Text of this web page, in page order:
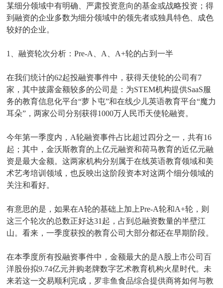
某细分领域中有明确、严肃投资意向的基金或战略投资；得
到融资的企业多数为细分领域中的领先者或独具特色、成色
较好的企业。
1、融资轮次分析：Pre-A、A、A+轮的占到一半
在我们统计的62起投融资事件中，获得天使轮的公司有7
家，其中披露金额较多的公司是：为STEM机构提供SaaS服
务的教育信息化平台“萝卜屯”和在线少儿英语教育平台“魔力
耳朵”，两家公司分别获得1000万人民币天使轮融资。
今年第一季度内，A轮融资事件占比超过四分之一，共有16
起；其中，金沃斯教育的上亿元融资和荷马教育的近亿元融
资是最大金额。这两家机构分别属于在线英语教育领域和美
术艺考培训领域，也反映出这阶段资本对这两个细分领域的
关注和看好。
有意思的是，如果在A轮的基础上加上Pre-A轮和A+轮，则
这三个轮次的总数正好达31起，占到总融资数量的半壁江
山。看来，一季度获投的教育公司大部分都还在早期阶段。
在本季度所有投融资事件中，金额最大的是A股上市公司百
洋股份拟9.74亿元并购老牌数字艺术教育机构火星时代。未
来若这一交易顺利完成，罗非鱼食品综合提供商将如何与教